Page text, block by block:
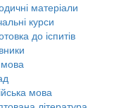
матеріали
курси
до іспитів
мова
мова